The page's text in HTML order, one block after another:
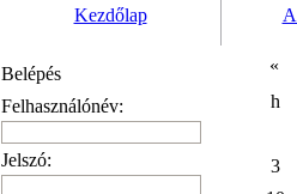
Kezdőlap
Belépés
Felhasználónév:
Jelszó:
«
h
3